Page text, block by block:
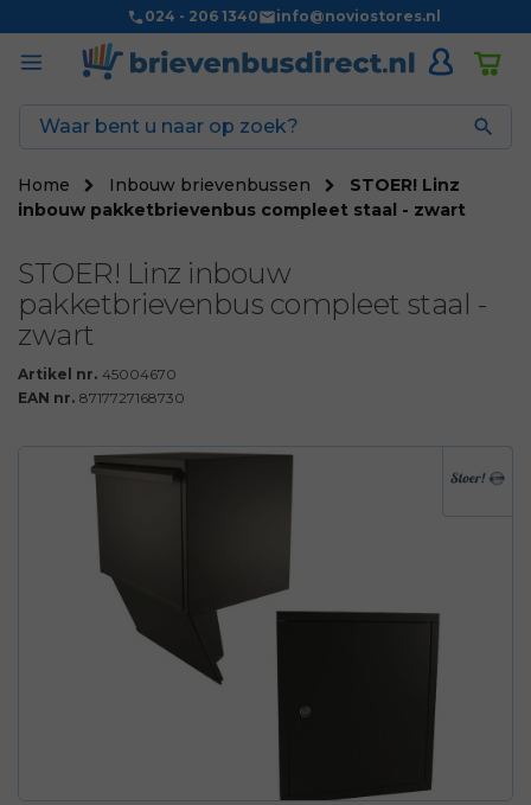
024 - 206 1340 info@noviostores.nl

Home Inbouw brievenbussen
STOER! Linz
inbouw pakketbrievenbus compleet staal - zwart
STOER! Linz inbouw
pakketbrievenbus compleet staal -
zwart
Artikel nr. 45004670
EAN nr. 8717727168730